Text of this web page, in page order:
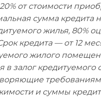
от стоимости
сумма
жилья, 80%
кредита — от 12
жилого
залог
требованиям
и суммы